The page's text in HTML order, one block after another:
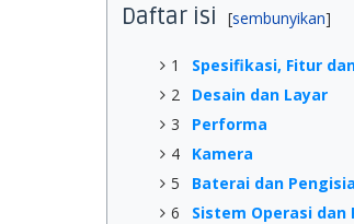
Daftar isi
1
Spesifikasi, Fitur
2
Desain dan Layar
3
Performa
4
Kamera
5
Baterai dan
6
Sistem Operasi